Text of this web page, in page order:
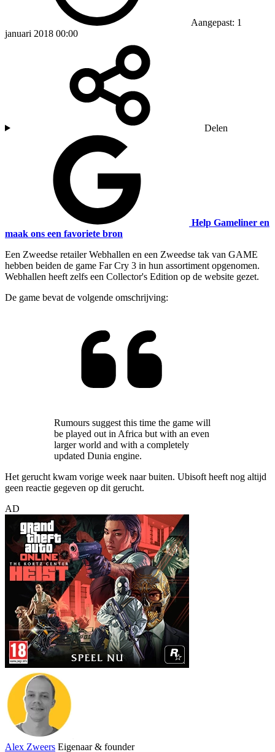
Aangepast: 1
januari 2018 00:00
Delen
Help Gameliner en
maak ons een favoriete bron
Een Zweedse retailer Webhallen en een Zweedse tak van GAME
hebben beiden de game Far Cry 3 in hun assortiment opgenomen.
Webhallen heeft zelfs een Collector's Edition op de website gezet.
De game bevat de volgende omschrijving:
Rumours suggest this time the game will
be played out in Africa but with an even
larger world and with a completely
updated Dunia engine.
Het gerucht kwam vorige week naar buiten. Ubisoft heeft nog altijd
geen reactie gegeven op dit gerucht.
AD
Alex Zweers Eigenaar & founder